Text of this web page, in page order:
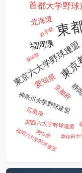
東
東
首都大学野球
東京六大学野球連盟
福岡県
北海道
愛知県
静
京都府
神奈川大学野球連盟
広島県
関西六大学野球連盟
岩手県
岡山県
福岡六大学野球連盟 早稲田大
新潟県